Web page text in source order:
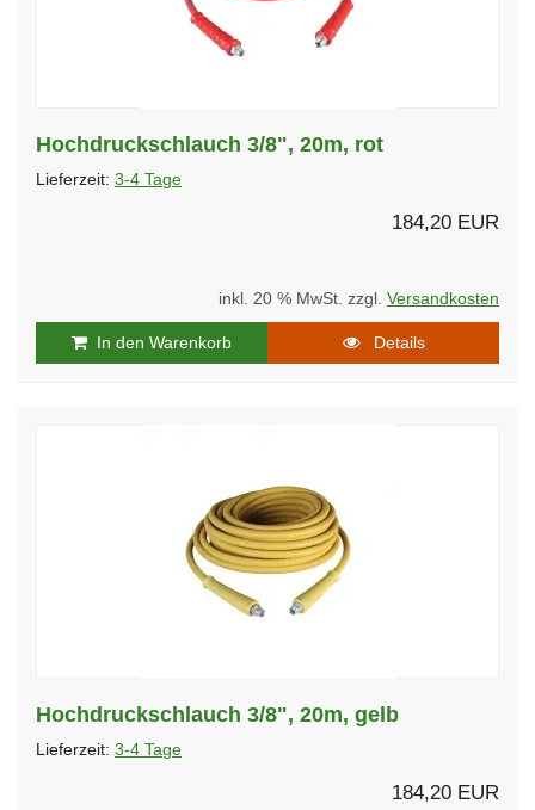
Hochdruckschlauch 3/8", 20m, rot
Lieferzeit: 3-4 Tage
184,20 EUR
inkl. 20 % MwSt. zzgl. Versandkosten
In den Warenkorb Details
Hochdruckschlauch 3/8", 20m, gelb
Lieferzeit: 3-4 Tage
184,20 EUR